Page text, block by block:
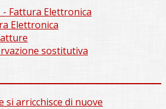
Fattura Elettronica
Elettronica
sostitutiva
si arricchisce di nuove